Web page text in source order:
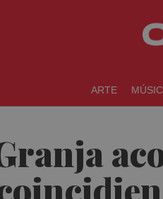
ARTE